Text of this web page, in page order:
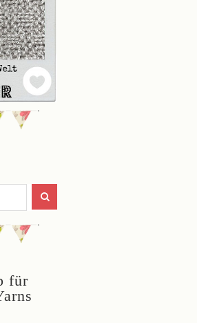
für